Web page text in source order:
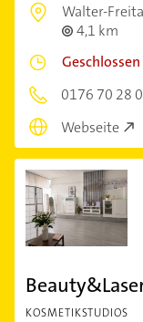
Walter-
4,1 km
Geschlossen
0176 70 28
Webseite
KOSMETIKSTUDIOS